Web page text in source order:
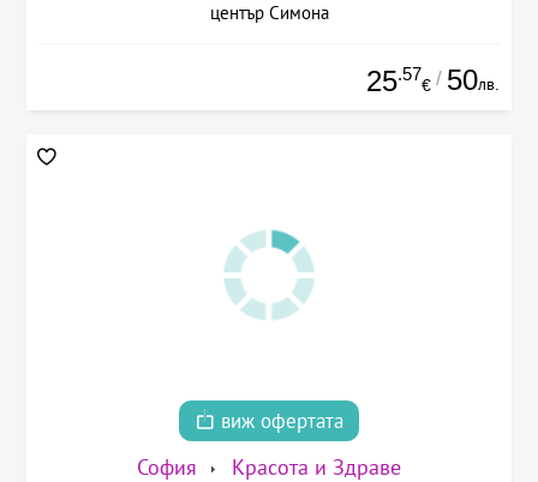
център Симона
25.57
€ / 50лв.
виж офертата
София Красота и Здраве